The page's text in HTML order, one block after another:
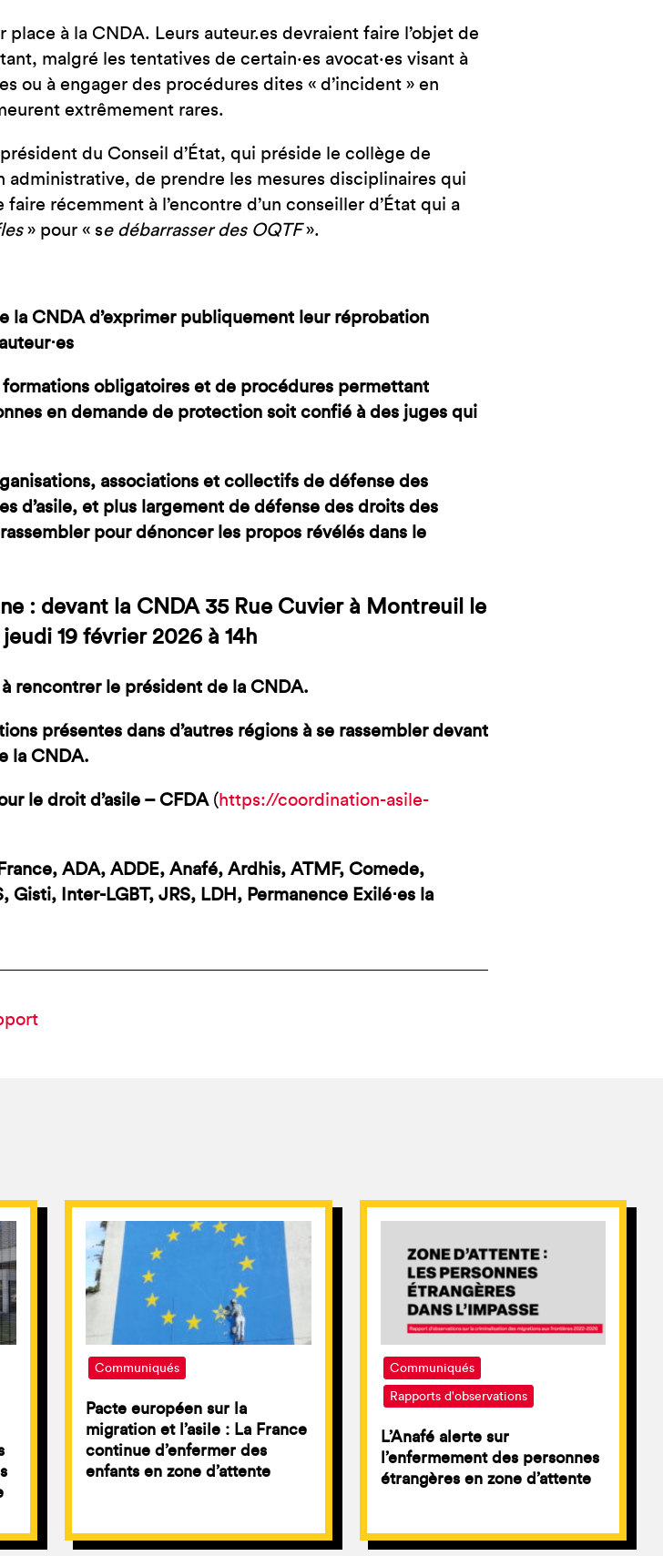
place à la CNDA. Leurs auteur.es devraient faire l’objet de
malgré les tentatives de certain·es avocat·es visant à
ou à engager des procédures dites « d’incident » en
extrêmement rares.
du Conseil d’État, qui préside le collège de
de prendre les mesures disciplinaires qui
faire récemment à l’encontre d’un conseiller d’État qui a
» pour « se débarrasser des OQTF».
la CNDA d’exprimer publiquement leur réprobation
obligatoires et de procédures permettant
en demande de protection soit confié à des juges qui
associations et collectifs de défense des
d’asile, et plus largement de défense des droits des
pour dénoncer les propos révélés dans le
: devant la CNDA 35 Rue Cuvier à Montreuil
le
jeudi 19 février 2026 à 14h
rencontrer le président de la CNDA.
présentes dans d’autres régions à se rassembler devant
la CNDA.
le droit d’asile – CFDA( https://coordination-asile-
ADA, ADDE, Anafé, Ardhis, ATMF, Comede,
Gisti, Inter-LGBT, JRS, LDH, Permanence Exilé⋅es la
Communiqués
Pacte européen sur la
migration et l’asile : La France
continue d’enfermer des
enfants en zone d’attente
Communiqués
Rapports d'observations
L’Anafé alerte sur
l’enfermement des personnes
étrangères en zone d’attente